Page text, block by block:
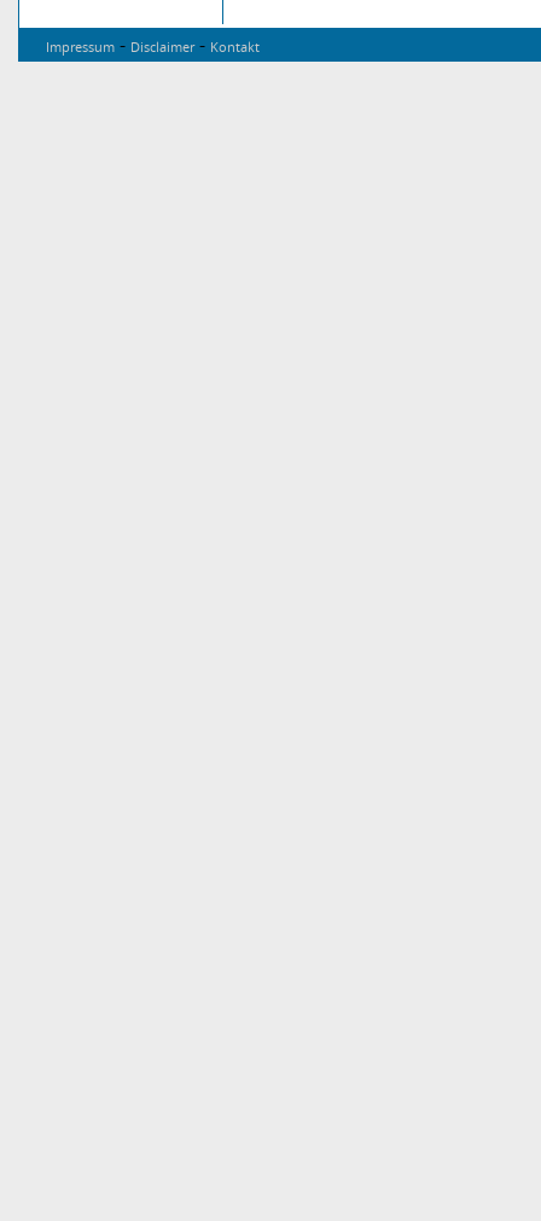
Impressum - Disclaimer- Kontakt